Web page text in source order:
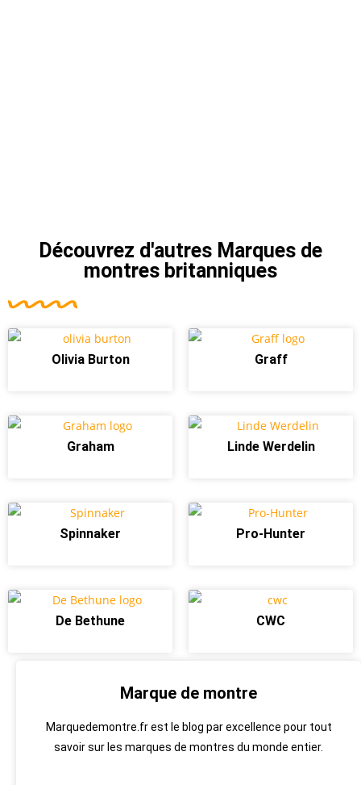
Découvrez d'autres Marques de
montres britanniques
Olivia Burton Graff
Graham Linde Werdelin
Spinnaker Pro-Hunter
De Bethune CWC
Marque de montre
Marquedemontre.fr est le blog par excellence pour tout
savoir sur les marques de montres du monde entier.